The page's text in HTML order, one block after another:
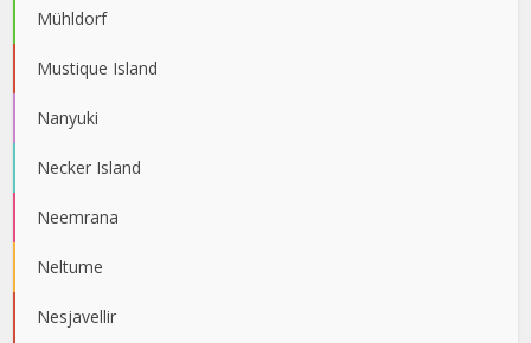
Mühldorf
Mustique Island
Nanyuki
Necker Island
Neemrana
Neltume
Nesjavellir